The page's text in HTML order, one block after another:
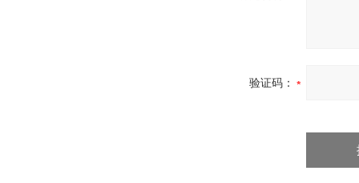
验证码：